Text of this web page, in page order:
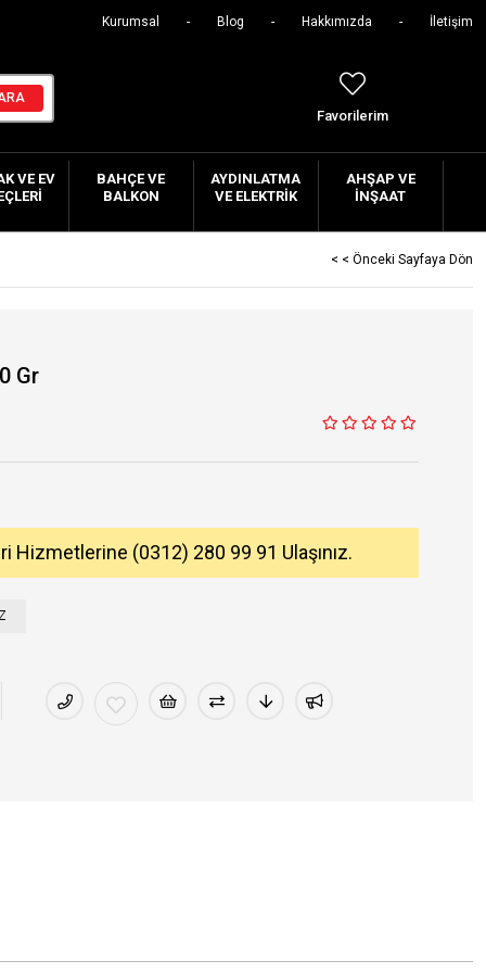
Kurumsal Blog Hakkımızda İletişim
Favorilerim
VE EV
BAHÇE VE
BALKON
AYDINLATMA
VE ELEKTRIK
AHŞAP VE
İNŞAAT
< < Önceki Sayfaya Dön
Gr
Hizmetlerine (0312) 280 99 91 Ulaşınız.